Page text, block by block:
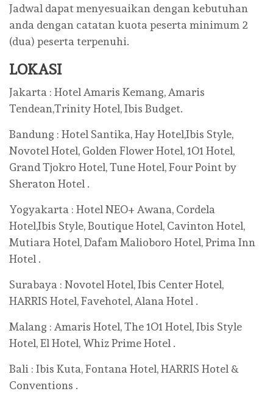
Jadwal dapat menyesuaikan dengan kebutuhan
anda dengan catatan kuota peserta minimum 2
(dua) peserta terpenuhi.
LOKASI
Jakarta : Hotel Amaris Kemang, Amaris
Tendean,Trinity Hotel, Ibis Budget.
Bandung : Hotel Santika, Hay Hotel,Ibis Style,
Novotel Hotel, Golden Flower Hotel, 1O1 Hotel,
Grand Tjokro Hotel, Tune Hotel, Four Point by
Sheraton Hotel .
Yogyakarta : Hotel NEO+ Awana, Cordela
Hotel,Ibis Style, Boutique Hotel, Cavinton Hotel,
Mutiara Hotel, Dafam Malioboro Hotel, Prima Inn
Hotel .
Surabaya : Novotel Hotel, Ibis Center Hotel,
HARRIS Hotel, Favehotel, Alana Hotel .
Malang : Amaris Hotel, The 1O1 Hotel, Ibis Style
Hotel, El Hotel, Whiz Prime Hotel .
Bali : Ibis Kuta, Fontana Hotel, HARRIS Hotel &
Conventions .